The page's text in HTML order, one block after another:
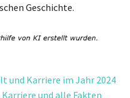
Geschichte.
und Karriere im Jahr 2024
und alle Fakten